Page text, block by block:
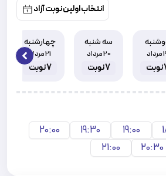
انتخاب اولین نوبت آزاد
نوبت
سه شنبه
20 مرداد
7نوبت
چهارشنبه
21 مرداد
7نوبت
19:00
19:30
20:00
20:30
21:00